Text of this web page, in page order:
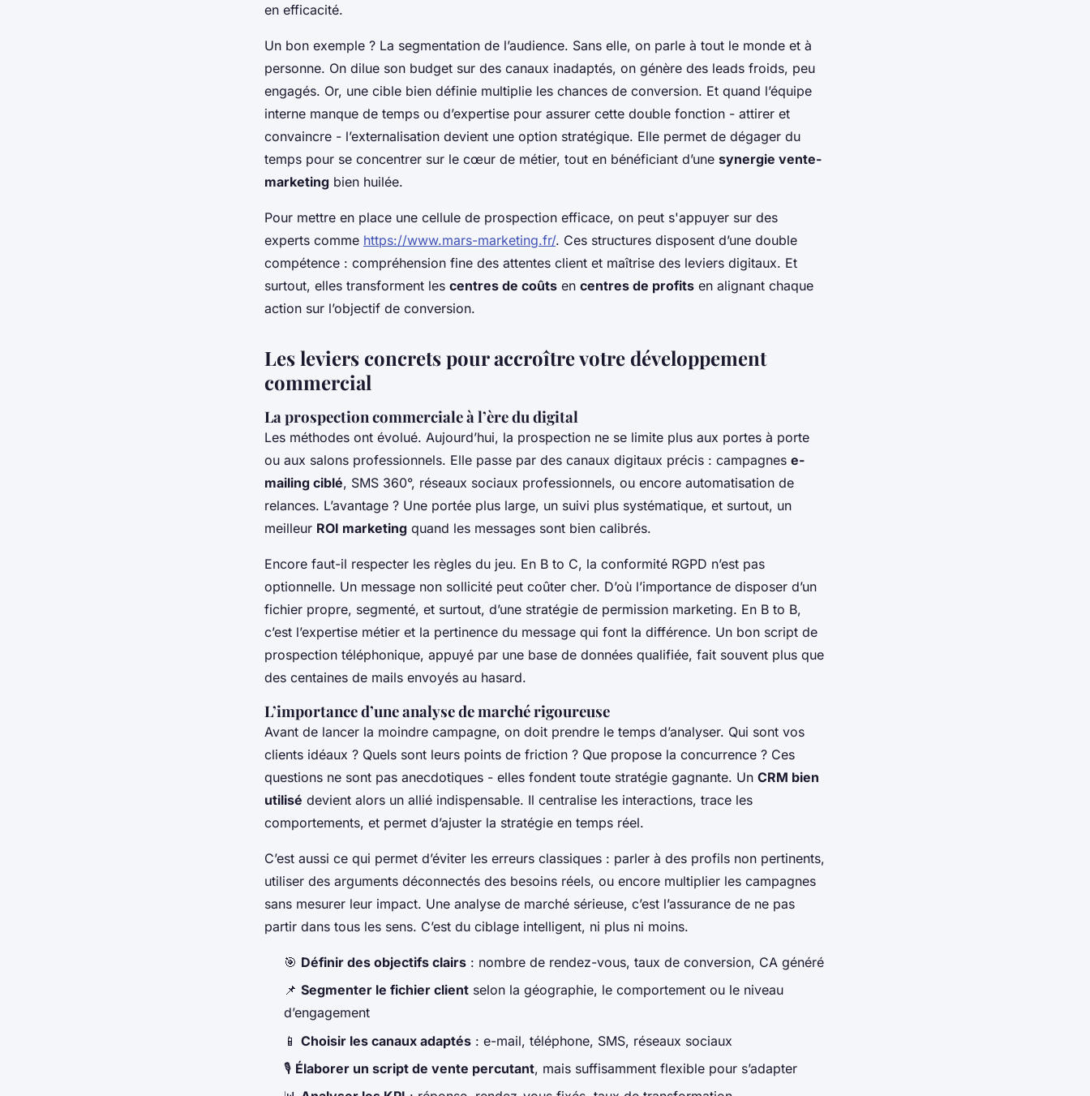
en efficacité.
Un bon exemple ? La segmentation de l’audience. Sans elle, on parle à tout le monde et à
personne. On dilue son budget sur des canaux inadaptés, on génère des leads froids, peu
engagés. Or, une cible bien définie multiplie les chances de conversion. Et quand l’équipe
interne manque de temps ou d’expertise pour assurer cette double fonction - attirer et
convaincre - l’externalisation devient une option stratégique. Elle permet de dégager du
temps pour se concentrer sur le cœur de métier, tout en bénéficiant d’une synergie vente-
marketing bien huilée.
Pour mettre en place une cellule de prospection efficace, on peut s'appuyer sur des
experts comme https://www.mars-marketing.fr/. Ces structures disposent d’une double
compétence : compréhension fine des attentes client et maîtrise des leviers digitaux. Et
surtout, elles transforment les centres de coûts en centres de profits en alignant chaque
action sur l’objectif de conversion.
Les leviers concrets pour accroître votre développement
commercial
La prospection commerciale à l’ère du digital
Les méthodes ont évolué. Aujourd’hui, la prospection ne se limite plus aux portes à porte
ou aux salons professionnels. Elle passe par des canaux digitaux précis : campagnes e-
mailing ciblé, SMS 360°, réseaux sociaux professionnels, ou encore automatisation de
relances. L’avantage ? Une portée plus large, un suivi plus systématique, et surtout, un
meilleur ROI marketing quand les messages sont bien calibrés.
Encore faut-il respecter les règles du jeu. En B to C, la conformité RGPD n’est pas
optionnelle. Un message non sollicité peut coûter cher. D’où l’importance de disposer d’un
fichier propre, segmenté, et surtout, d’une stratégie de permission marketing. En B to B,
c’est l’expertise métier et la pertinence du message qui font la différence. Un bon script de
prospection téléphonique, appuyé par une base de données qualifiée, fait souvent plus que
des centaines de mails envoyés au hasard.
L’importance d’une analyse de marché rigoureuse
Avant de lancer la moindre campagne, on doit prendre le temps d’analyser. Qui sont vos
clients idéaux ? Quels sont leurs points de friction ? Que propose la concurrence ? Ces
questions ne sont pas anecdotiques - elles fondent toute stratégie gagnante. Un CRM bien
utilisé devient alors un allié indispensable. Il centralise les interactions, trace les
comportements, et permet d’ajuster la stratégie en temps réel.
C’est aussi ce qui permet d’éviter les erreurs classiques : parler à des profils non pertinents,
utiliser des arguments déconnectés des besoins réels, ou encore multiplier les campagnes
sans mesurer leur impact. Une analyse de marché sérieuse, c’est l’assurance de ne pas
partir dans tous les sens. C’est du ciblage intelligent, ni plus ni moins.
🎯 Définir des objectifs clairs : nombre de rendez-vous, taux de conversion, CA généré
📌 Segmenter le fichier client selon la géographie, le comportement ou le niveau
d’engagement
📱 Choisir les canaux adaptés : e-mail, téléphone, SMS, réseaux sociaux
🎙️ Élaborer un script de vente percutant, mais suffisamment flexible pour s’adapter